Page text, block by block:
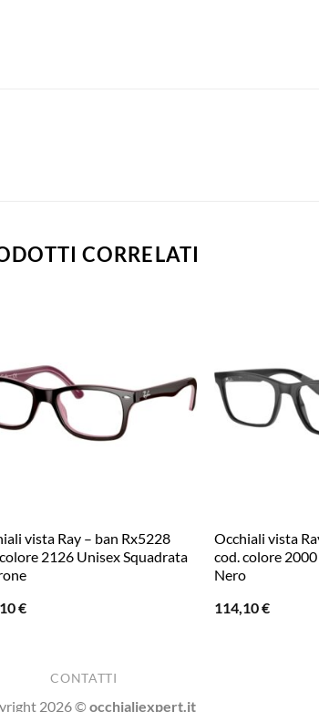
CORRELATI
vista Ray – ban Rx5228
2126 Unisex Squadrata
€
Occhiali vista
cod. colore
Nero
114,10€
CONTATTI
2026 ©occhialiexpert.it